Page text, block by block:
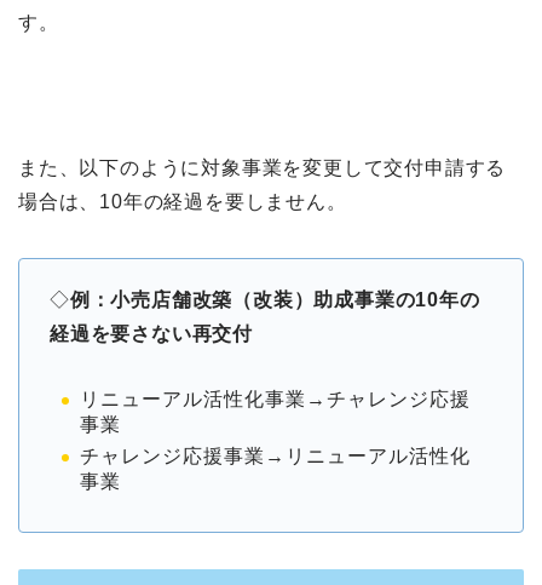
す。
また、以下のように対象事業を変更して交付申請する
場合は、10年の経過を要しません。
◇例：小売店舗改築（改装）助成事業の10年の
経過を要さない再交付
リニューアル活性化事業→チャレンジ応援
事業
チャレンジ応援事業→リニューアル活性化
事業